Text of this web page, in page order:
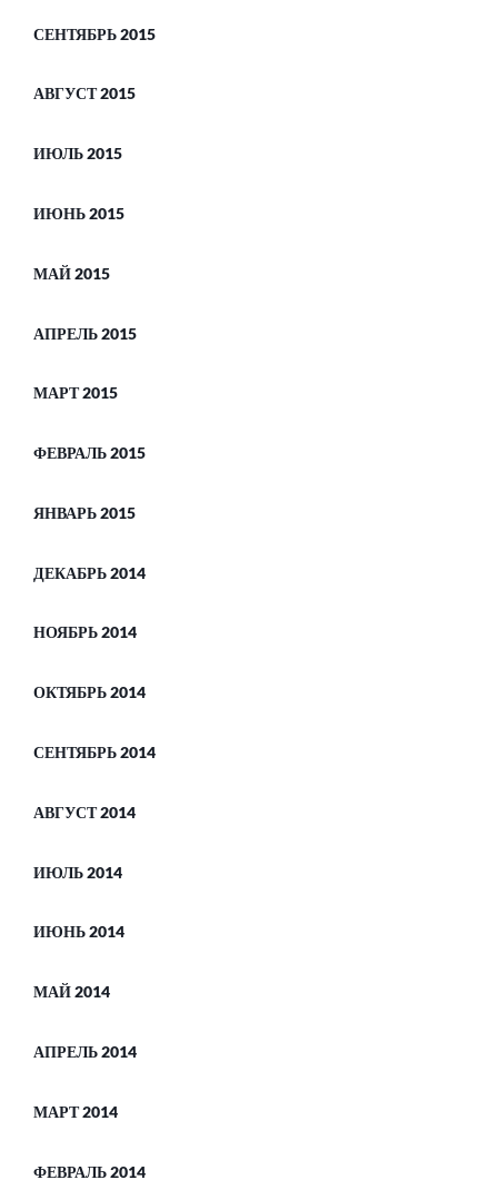
СЕНТЯБРЬ 2015
АВГУСТ 2015
ИЮЛЬ 2015
ИЮНЬ 2015
МАЙ 2015
АПРЕЛЬ 2015
МАРТ 2015
ФЕВРАЛЬ 2015
ЯНВАРЬ 2015
ДЕКАБРЬ 2014
НОЯБРЬ 2014
ОКТЯБРЬ 2014
СЕНТЯБРЬ 2014
АВГУСТ 2014
ИЮЛЬ 2014
ИЮНЬ 2014
МАЙ 2014
АПРЕЛЬ 2014
МАРТ 2014
ФЕВРАЛЬ 2014